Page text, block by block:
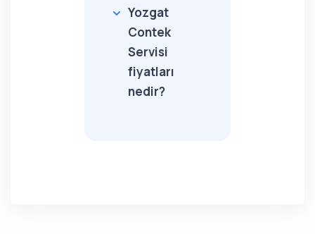
Yozgat
Contek
Servisi
fiyatları
nedir?